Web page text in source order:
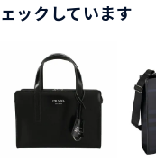
ックしています